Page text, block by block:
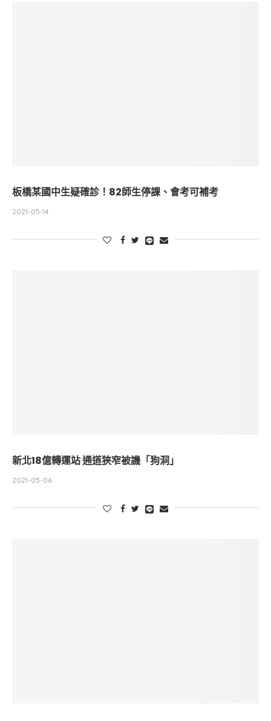
板橋某國中生疑確診！82師生停課、會考可補考
2021-05-14
新北18億轉運站 通道狹窄被譏「狗洞」
2021-05-06